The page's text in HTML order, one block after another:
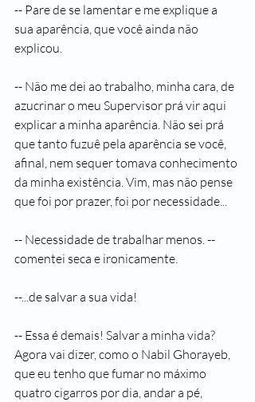
-- Pare de se lamentar e me explique a
sua aparência, que você ainda não
explicou.
-- Não me dei ao trabalho, minha cara, de
azucrinar o meu Supervisor prá vir aqui
explicar a minha aparência. Não sei prá
que tanto fuzuê pela aparência se você,
afinal, nem sequer tomava conhecimento
da minha existência. Vim, mas não pense
que foi por prazer, foi por necessidade...
-- Necessidade de trabalhar menos. --
comentei seca e ironicamente.
--...de salvar a sua vida!
-- Essa é demais! Salvar a minha vida?
Agora vai dizer, como o Nabil Ghorayeb,
que eu tenho que fumar no máximo
quatro cigarros por dia, andar a pé,